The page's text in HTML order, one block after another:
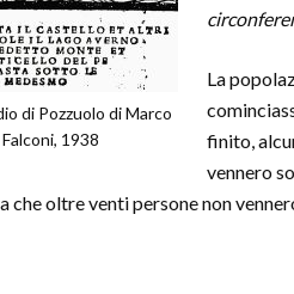
di Pozzuolo di Marco
1938
La
finito,
vennero
che oltre venti persone non